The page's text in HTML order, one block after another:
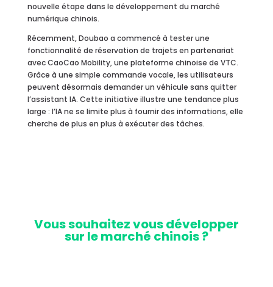
nouvelle étape dans le développement du marché
numérique chinois.
Récemment, Doubao a commencé à tester une
fonctionnalité de réservation de trajets en partenariat
avec CaoCao Mobility, une plateforme chinoise de VTC.
Grâce à une simple commande vocale, les utilisateurs
peuvent désormais demander un véhicule sans quitter
l’assistant IA. Cette initiative illustre une tendance plus
large : l’IA ne se limite plus à fournir des informations, elle
cherche de plus en plus à exécuter des tâches.
Vous souhaitez vous développer
sur le marché chinois ?